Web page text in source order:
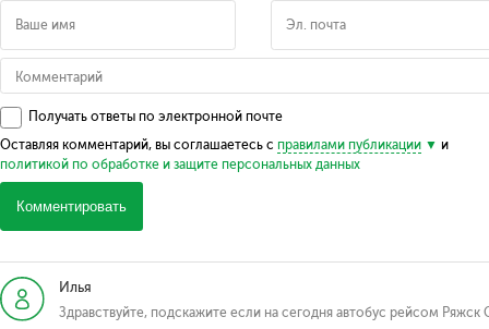
Получать ответы по электронной почте
Оставляя комментарий, вы соглашаетесь с правилами публикации
и
политикой по обработке и защите персональных данных
Комментировать
Илья
Здравствуйте, подскажите если на сегодня автобус рейсом Ряжск